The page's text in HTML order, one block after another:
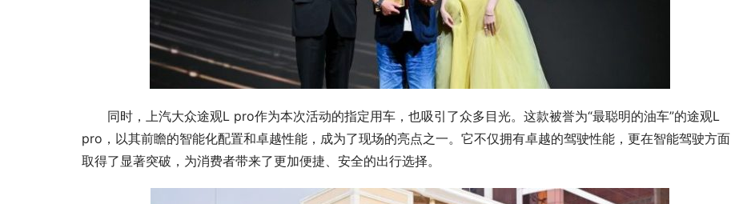
同时，上汽大众途观L pro作为本次活动的指定用车，也吸引了众多目光。这款被誉为“最聪明的油车”的途观L
pro，以其前瞻的智能化配置和卓越性能，成为了现场的亮点之一。它不仅拥有卓越的驾驶性能，更在智能驾驶方面
取得了显著突破，为消费者带来了更加便捷、安全的出行选择。
美国通胀大幅降温 市场重燃美联储加息或接
大空间大智慧超安全 AITO问界新M7大定突
破17.4万台
东风奕派eπ008无伪装上路，北京车展等你